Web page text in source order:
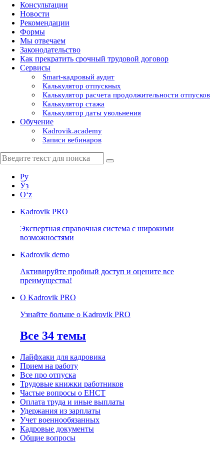
Консультации
Новости
Рекомендации
Формы
Мы отвечаем
Законодательство
Как прекратить срочный трудовой договор
Сервисы
Smart-кадровый аудит
Калькулятор отпускных
Калькулятор расчета продолжительности отпусков
Калькулятор стажа
Калькулятор даты увольнения
Обучение
Kadrovik.academy
Записи вебинаров
Ру
Ўз
Oʻz
Kadrovik PRO
Экспертная справочная система с широкими
возможностями
Kadrovik demo
Активируйте пробный доступ и оцените все
преимущества!
О Kadrovik PRO
Узнайте больше о Kadrovik PRO
Все 34 темы
Лайфхаки для кадровика
Прием на работу
Все про отпуска
Трудовые книжки работников
Частые вопросы о ЕНСТ
Оплата труда и иные выплаты
Удержания из зарплаты
Учет военнообязанных
Кадровые документы
Общие вопросы